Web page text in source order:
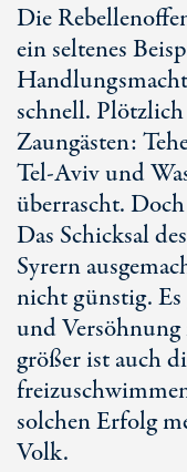
Die
ein seltenes
schnell.
Zaungästen:
Tel-Avivund
überrascht.
Das Schicksal
Syrern
nicht günstig. Es
und
größer ist auch
solchen Erfolg
Volk.